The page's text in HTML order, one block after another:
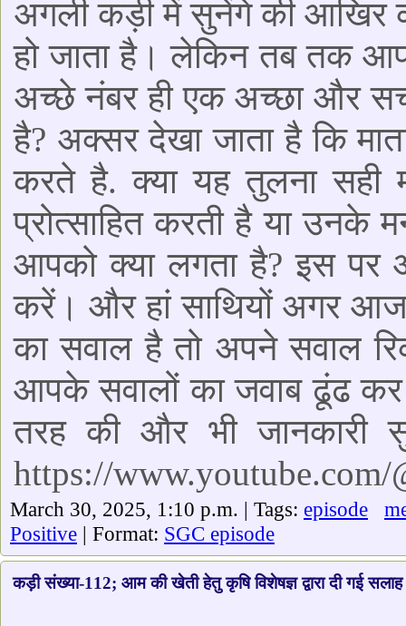
अगली कड़ी में सुनेंगे की आखिर
हो जाता है। लेकिन तब तक
अच्छे नंबर ही एक अच्छा और
है? अक्सर देखा जाता है कि
करते है. क्या यह तुलना सही
प्रोत्साहित करती है या उनके
आपको क्या लगता है? इस पर
करें। और हां साथियों अगर
का सवाल है तो अपने सवाल
आपके सवालों का जवाब ढूंढ कर
तरह की और भी
https://www.youtube.com/
March 30, 2025, 1:10 p.m. | Tags: episode
Positive | Format: SGC episode
कड़ी संख्या-112; आम की खेती हेतु कृषि विशेषज्ञ द्वारा दी गई सलाह